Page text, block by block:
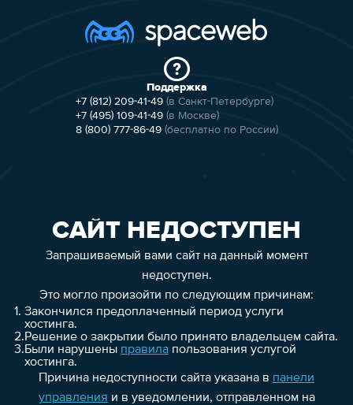
Поддержка
+7 (812) 209-41-49 (в Санкт-Петербурге)
+7 (495) 109-41-49 (в Москве)
8 (800) 777-86-49 (бесплатно по России)
САЙТ НЕДОСТУПЕН
Запрашиваемый вами сайт на данный момент
недоступен.
Это могло произойти по следующим причинам:
1. Закончился предоплаченный период услуги
хостинга.
2.Решение о закрытии было принято владельцем сайта.
3.Были нарушены правилапользования услугой
хостинга.
Причина недоступности сайта указана в панели
управления и в уведомлении, отправленном на